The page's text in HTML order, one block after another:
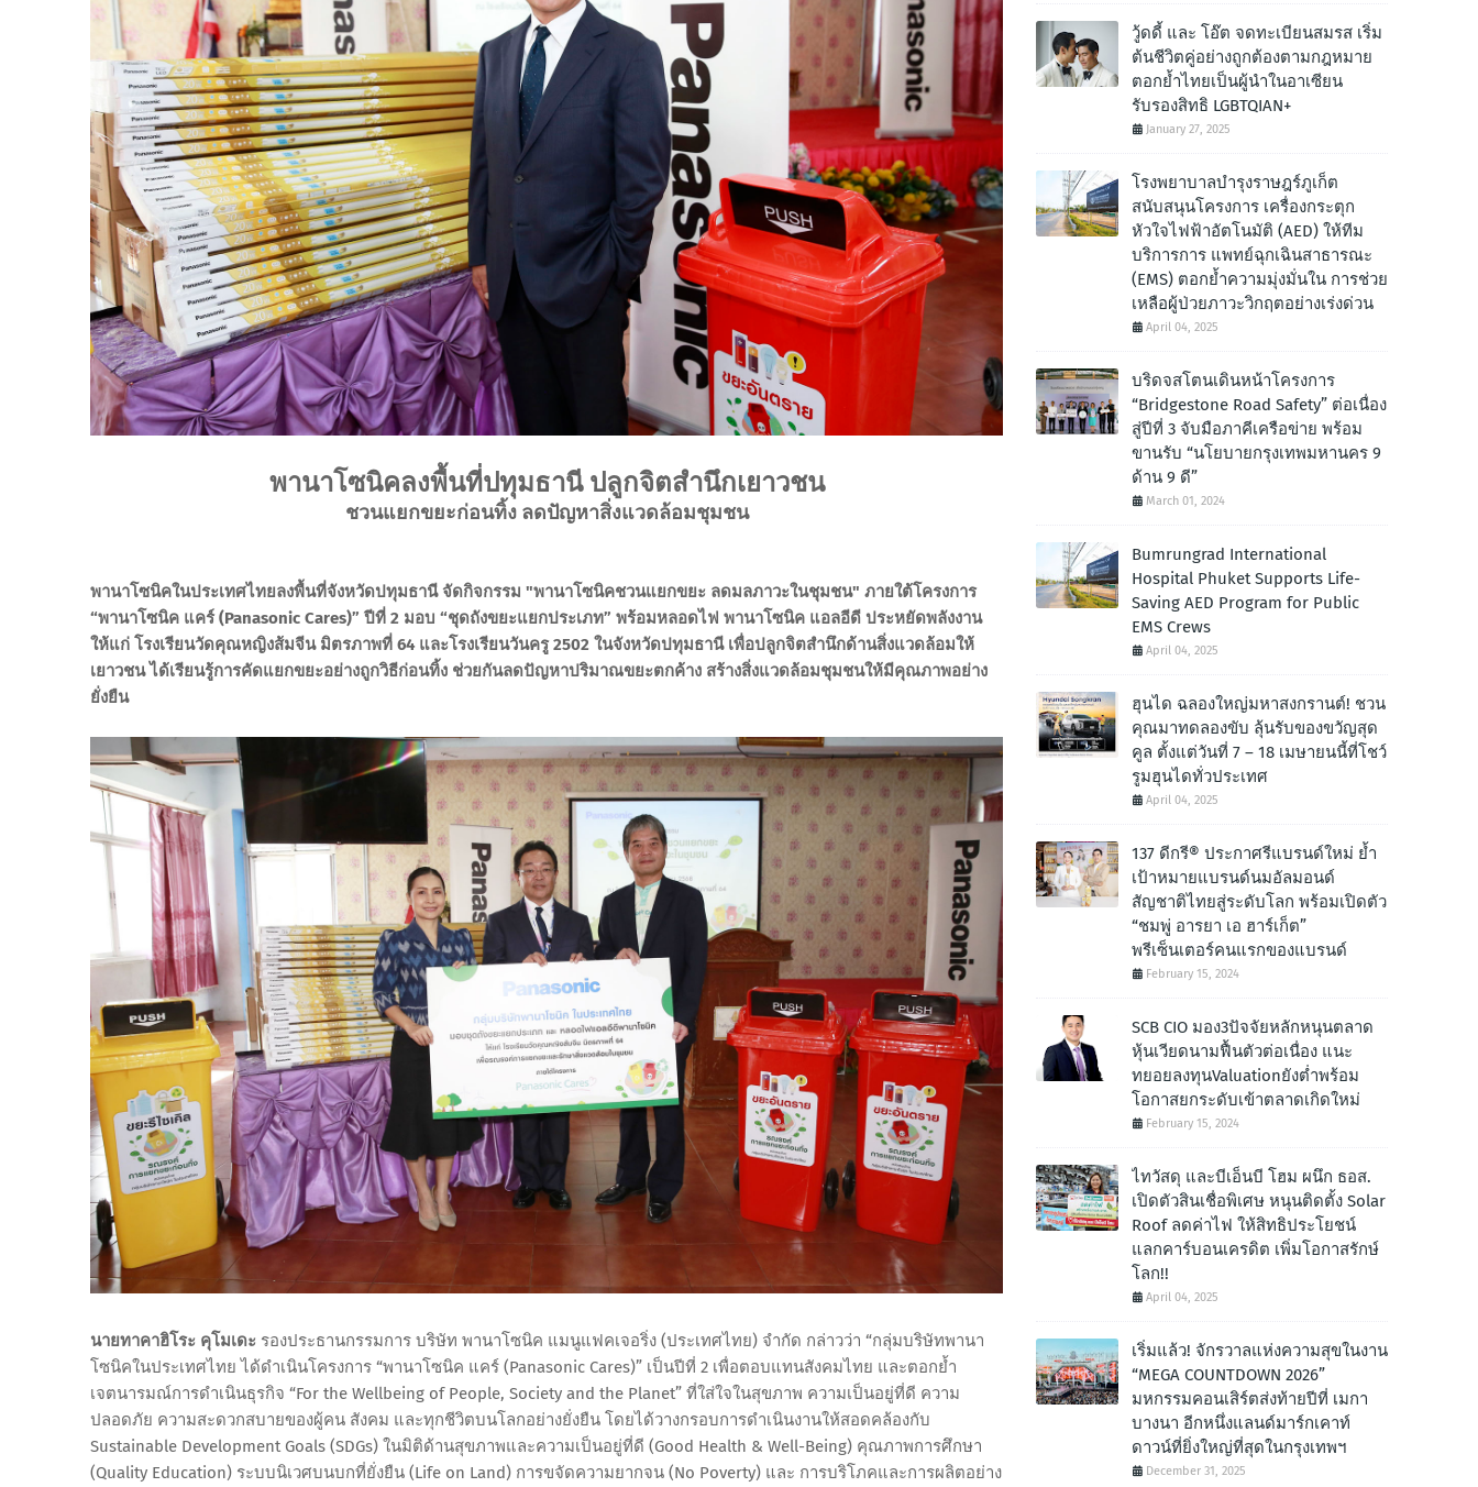
พานาโซนิคลงพื้นที่ปทุมธานี ปลูกจิตสำนึกเยาวชน
ชวนแยกขยะก่อนทิ้ง ลดปัญหาสิ่งแวดล้อมชุมชน
พานาโซนิคในประเทศไทยลงพื้นที่จังหวัดปทุมธานี จัดกิจกรรม "พานาโซนิคชวนแยกขยะ ลดมลภาวะในชุมชน" ภายใต้โครงการ
“พานาโซนิค แคร์ (Panasonic Cares)” ปีที่ 2 มอบ “ชุดถังขยะแยกประเภท” พร้อมหลอดไฟ พานาโซนิค แอลอีดี ประหยัดพลังงาน
ให้แก่ โรงเรียนวัดคุณหญิงส้มจีน มิตรภาพที่ 64 และโรงเรียนวันครู 2502 ในจังหวัดปทุมธานี เพื่อปลูกจิตสำนึกด้านสิ่งแวดล้อมให้
เยาวชน ได้เรียนรู้การคัดแยกขยะอย่างถูกวิธีก่อนทิ้ง ช่วยกันลดปัญหาปริมาณขยะตกค้าง สร้างสิ่งแวดล้อมชุมชนให้มีคุณภาพอย่าง
ยั่งยืน
นายทาคาฮิโระ คุโมเดะ รองประธานกรรมการ บริษัท พานาโซนิค แมนูแฟคเจอริ่ง (ประเทศไทย) จำกัด กล่าวว่า “กลุ่มบริษัทพานา
โซนิคในประเทศไทย ได้ดำเนินโครงการ “พานาโซนิค แคร์ (Panasonic Cares)” เป็นปีที่ 2 เพื่อตอบแทนสังคมไทย และตอกย้ำ
เจตนารมณ์การดำเนินธุรกิจ “For the Wellbeing of People, Society and the Planet” ที่ใส่ใจในสุขภาพ ความเป็นอยู่ที่ดี ความ
ปลอดภัย ความสะดวกสบายของผู้คน สังคม และทุกชีวิตบนโลกอย่างยั่งยืน โดยได้วางกรอบการดำเนินงานให้สอดคล้องกับ
Sustainable Development Goals (SDGs) ในมิติด้านสุขภาพและความเป็นอยู่ที่ดี (Good Health & Well-Being) คุณภาพการศึกษา
(Quality Education) ระบบนิเวศบนบกที่ยั่งยืน (Life on Land) การขจัดความยากจน (No Poverty) และ การบริโภคและการผลิตอย่าง
วู้ดดี้ และ โอ๊ต จดทะเบียนสมรส เริ่ม
ต้นชีวิตคู่อย่างถูกต้องตามกฎหมาย
ตอกย้ำไทยเป็นผู้นำในอาเซียน
รับรองสิทธิ LGBTQIAN+
January 27, 2025
โรงพยาบาลบำรุงราษฎร์ภูเก็ต
สนับสนุนโครงการ เครื่องกระตุก
หัวใจไฟฟ้าอัตโนมัติ (AED) ให้ทีม
บริการการ แพทย์ฉุกเฉินสาธารณะ
(EMS) ตอกย้ำความมุ่งมั่นใน การช่วย
เหลือผู้ป่วยภาวะวิกฤตอย่างเร่งด่วน
April 04, 2025
บริดจสโตนเดินหน้าโครงการ
“Bridgestone Road Safety” ต่อเนื่อง
สู่ปีที่ 3 จับมือภาคีเครือข่าย พร้อม
ขานรับ “นโยบายกรุงเทพมหานคร 9
ด้าน 9 ดี”
March 01, 2024
Bumrungrad International
Hospital Phuket Supports Life-
Saving AED Program for Public
EMS Crews
April 04, 2025
ฮุนได ฉลองใหญ่มหาสงกรานต์! ชวน
คุณมาทดลองขับ ลุ้นรับของขวัญสุด
คูล ตั้งแต่วันที่ 7 – 18 เมษายนนี้ที่โชว์
รูมฮุนไดทั่วประเทศ
April 04, 2025
137 ดีกรี® ประกาศรีแบรนด์ใหม่ ย้ำ
เป้าหมายแบรนด์นมอัลมอนด์
สัญชาติไทยสู่ระดับโลก พร้อมเปิดตัว
“ชมพู่ อารยา เอ ฮาร์เก็ต”
พรีเซ็นเตอร์คนแรกของแบรนด์
February 15, 2024
SCB CIO มอง3ปัจจัยหลักหนุนตลาด
หุ้นเวียดนามฟื้นตัวต่อเนื่อง แนะ
ทยอยลงทุนValuationยังต่ำพร้อม
โอกาสยกระดับเข้าตลาดเกิดใหม่
February 15, 2024
ไทวัสดุ และบีเอ็นบี โฮม ผนึก ธอส.
เปิดตัวสินเชื่อพิเศษ หนุนติดตั้ง Solar
Roof ลดค่าไฟ ให้สิทธิประโยชน์
แลกคาร์บอนเครดิต เพิ่มโอกาสรักษ์
โลก!!
April 04, 2025
เริ่มแล้ว! จักรวาลแห่งความสุขในงาน
“MEGA COUNTDOWN 2026”
มหกรรมคอนเสิร์ตส่งท้ายปีที่ เมกา
บางนา อีกหนึ่งแลนด์มาร์กเคาท์
ดาวน์ที่ยิ่งใหญ่ที่สุดในกรุงเทพฯ
December 31, 2025